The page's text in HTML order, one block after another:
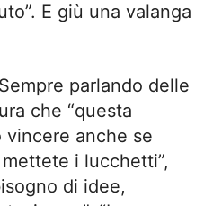
E giù una valanga
Sempre parlando delle
che “questa
vincere anche se
i lucchetti”,
di idee,